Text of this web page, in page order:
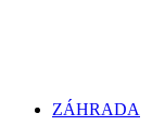
ZÁHRADA